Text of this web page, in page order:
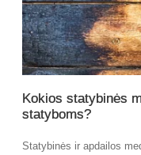
Kokios statybinės
statyboms?
Statybinės ir apdailos